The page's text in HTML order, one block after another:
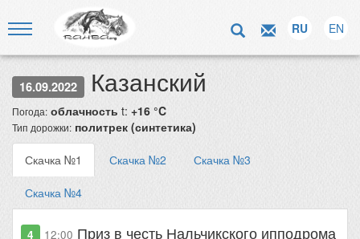
RU EN
16.09.2022 Казанский
Погода: облачность t: +16 °C
Тип дорожки: политрек (синтетика)
Скачка №1 Скачка №2 Скачка №3
Скачка №4
4 12:00 Приз в честь Нальчикского ипподрома